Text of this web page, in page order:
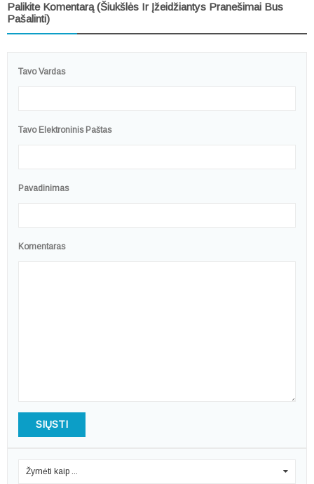
Palikite Komentarą (šiukšlės Ir Įžeidžiantys Pranešimai Bus
Pašalinti)
Tavo Vardas
Tavo Elektroninis Paštas
Pavadinimas
Komentaras
SIŲSTI
Žymėti kaip ...